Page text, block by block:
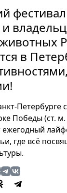
в
Петербурге
Победы (ст. м.
где всё